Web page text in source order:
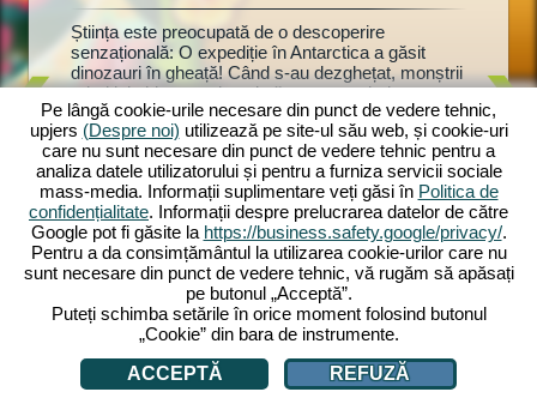
o
vor
zoo.
și
le cu
Știința este preocupată de o descoperire
senzațională: O expediție în Antarctica a găsit
dinozauri în gheață! Când s-au dezghețat, monștrii
primitivi chiar au prins viață - acum trebuie
construit rapid un parc de dinozauri cu anexe
adecvate. Cercetătorul Dr. Walter Müller vă ajută,
deoarece a bănuit întotdeauna că dinozaurii
înghețați ar putea fi readuși la viață. Va afla și el
secretul soției sale dispărute? Începe acum
aventura ta preistorică cu Dinosaur Park: Primeval
Zoo!
parc
mulțime
și jucării
anexele
mulți
devine
investi
Pe lângă cookie-urile necesare din punct de vedere tehnic,
upjers (Despre noi) utilizează pe site-ul său web, și cookie-uri
care nu sunt necesare din punct de vedere tehnic pentru a
analiza datele utilizatorului și pentru a furniza servicii sociale
mass-media. Informații suplimentare veți găsi în Politica de
confidențialitate. Informații despre prelucrarea datelor de către
Google pot fi găsite la https://business.safety.google/privacy/.
Pentru a da consimțământul la utilizarea cookie-urilor care nu
sunt necesare din punct de vedere tehnic, vă rugăm să apăsați
pe butonul „Acceptă”.
Puteți schimba setările în orice moment folosind butonul
„Cookie” din bara de instrumente.
ACCEPTĂ
REFUZĂ